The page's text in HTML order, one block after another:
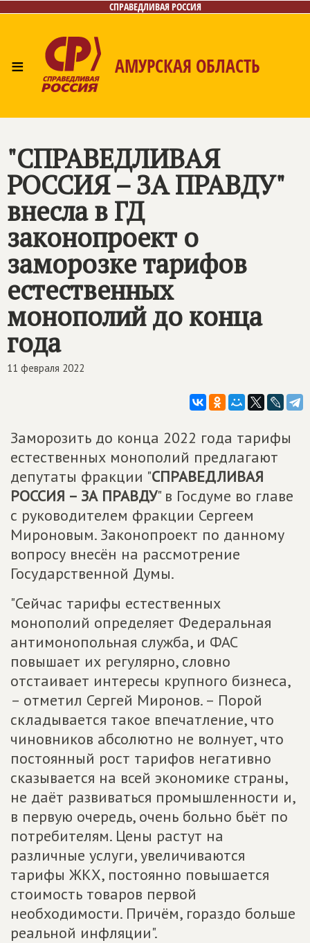
СПРАВЕДЛИВАЯ РОССИЯ
≡ АМУРСКАЯ ОБЛАСТЬ
Контакты
"СПРАВЕДЛИВАЯ
РОССИЯ – ЗА ПРАВДУ"
внесла в ГД
законопроект о
заморозке тарифов
естественных
монополий до конца
года
11 февраля 2022
Заморозить до конца 2022 года тарифы
естественных монополий предлагают
депутаты фракции "СПРАВЕДЛИВАЯ
РОССИЯ – ЗА ПРАВДУ" в Госдуме во главе
с руководителем фракции Сергеем
Мироновым. Законопроект по данному
вопросу внесён на рассмотрение
Государственной Думы.
"Сейчас тарифы естественных
монополий определяет Федеральная
антимонопольная служба, и ФАС
повышает их регулярно, словно
отстаивает интересы крупного бизнеса,
– отметил Сергей Миронов. – Порой
складывается такое впечатление, что
чиновников абсолютно не волнует, что
постоянный рост тарифов негативно
сказывается на всей экономике страны,
не даёт развиваться промышленности и,
в первую очередь, очень больно бьёт по
потребителям. Цены растут на
различные услуги, увеличиваются
тарифы ЖКХ, постоянно повышается
стоимость товаров первой
необходимости. Причём, гораздо больше
реальной инфляции".